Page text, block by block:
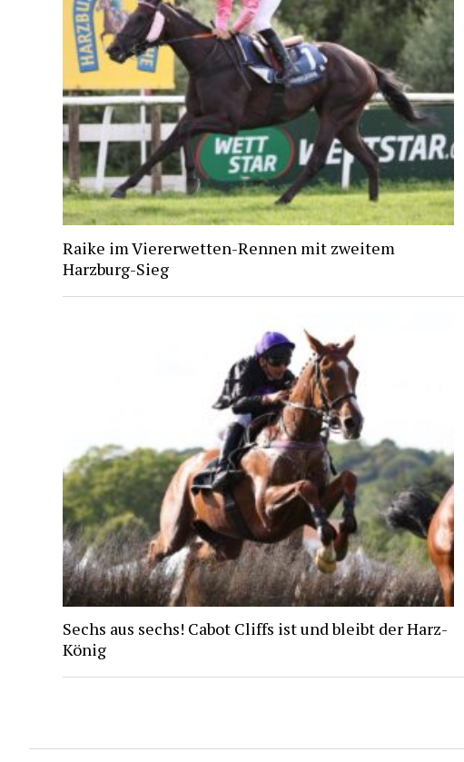
Raike im Viererwetten-Rennen mit zweitem
Harzburg-Sieg
Sechs aus sechs! Cabot Cliffs ist und bleibt der Harz-
König